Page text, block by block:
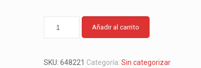
Añadir al carrito
SKU:648221 Categoría:Sin categorizar